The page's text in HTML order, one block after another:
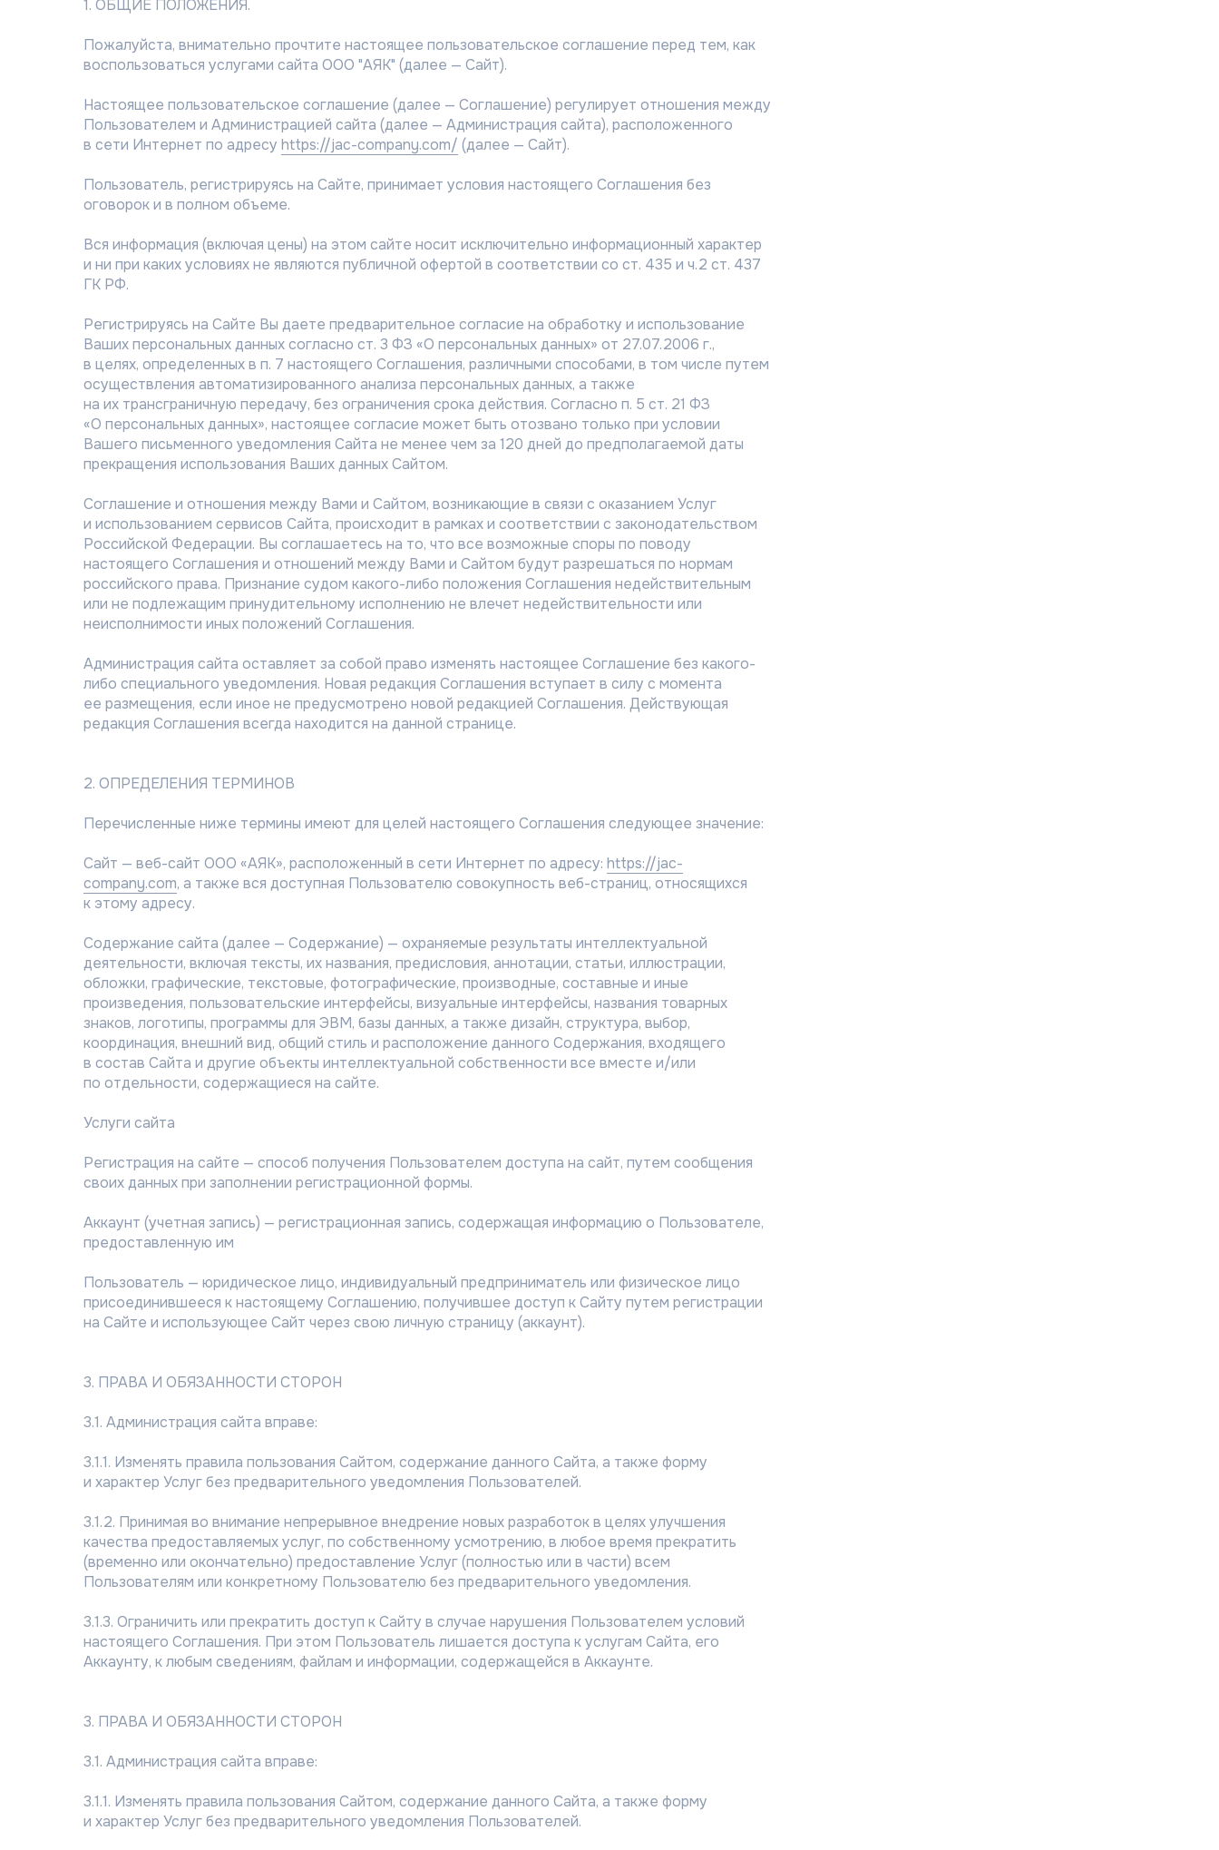
1. ОБЩИЕ ПОЛОЖЕНИЯ.
Пожалуйста, внимательно прочтите настоящее пользовательское соглашение перед тем, как
воспользоваться услугами сайта ООО "АЯК" (далее — Сайт).
Настоящее пользовательское соглашение (далее — Соглашение) регулирует отношения между
Пользователем и Администрацией сайта (далее — Администрация сайта), расположенного
в сети Интернет по адресу https://jac-company.com/ (далее — Сайт).
Пользователь, регистрируясь на Сайте, принимает условия настоящего Соглашения без
оговорок и в полном объеме.
Вся информация (включая цены) на этом сайте носит исключительно информационный характер
и ни при каких условиях не являются публичной офертой в соответствии со ст. 435 и ч.2 ст. 437
ГК РФ.
Регистрируясь на Сайте Вы даете предварительное согласие на обработку и использование
Ваших персональных данных согласно ст. 3 ФЗ «О персональных данных» от 27.07.2006 г.,
в целях, определенных в п. 7 настоящего Соглашения, различными способами, в том числе путем
осуществления автоматизированного анализа персональных данных, а также
на их трансграничную передачу, без ограничения срока действия. Согласно п. 5 ст. 21 ФЗ
«О персональных данных», настоящее согласие может быть отозвано только при условии
Вашего письменного уведомления Сайта не менее чем за 120 дней до предполагаемой даты
прекращения использования Ваших данных Сайтом.
Соглашение и отношения между Вами и Сайтом, возникающие в связи с оказанием Услуг
и использованием сервисов Сайта, происходит в рамках и соответствии с законодательством
Российской Федерации. Вы соглашаетесь на то, что все возможные споры по поводу
настоящего Соглашения и отношений между Вами и Сайтом будут разрешаться по нормам
российского права. Признание судом какого-либо положения Соглашения недействительным
или не подлежащим принудительному исполнению не влечет недействительности или
неисполнимости иных положений Соглашения.
Администрация сайта оставляет за собой право изменять настоящее Соглашение без какого-
либо специального уведомления. Новая редакция Соглашения вступает в силу с момента
ее размещения, если иное не предусмотрено новой редакцией Соглашения. Действующая
редакция Соглашения всегда находится на данной странице.
2. ОПРЕДЕЛЕНИЯ ТЕРМИНОВ
Перечисленные ниже термины имеют для целей настоящего Соглашения следующее значение:
Сайт — веб-сайт ООО «АЯК», расположенный в сети Интернет по адресу: https://jac-
company.com, а также вся доступная Пользователю совокупность веб-страниц, относящихся
к этому адресу.
Содержание сайта (далее — Содержание) — охраняемые результаты интеллектуальной
деятельности, включая тексты, их названия, предисловия, аннотации, статьи, иллюстрации,
обложки, графические, текстовые, фотографические, производные, составные и иные
произведения, пользовательские интерфейсы, визуальные интерфейсы, названия товарных
знаков, логотипы, программы для ЭВМ, базы данных, а также дизайн, структура, выбор,
координация, внешний вид, общий стиль и расположение данного Содержания, входящего
в состав Сайта и другие объекты интеллектуальной собственности все вместе и/или
по отдельности, содержащиеся на сайте.
Услуги сайта
Регистрация на сайте — способ получения Пользователем доступа на сайт, путем сообщения
своих данных при заполнении регистрационной формы.
Аккаунт (учетная запись) — регистрационная запись, содержащая информацию о Пользователе,
предоставленную им
Пользователь — юридическое лицо, индивидуальный предприниматель или физическое лицо
присоединившееся к настоящему Соглашению, получившее доступ к Сайту путем регистрации
на Сайте и использующее Сайт через свою личную страницу (аккаунт).
3. ПРАВА И ОБЯЗАННОСТИ СТОРОН
3.1. Администрация сайта вправе:
3.1.1. Изменять правила пользования Сайтом, содержание данного Сайта, а также форму
и характер Услуг без предварительного уведомления Пользователей.
3.1.2. Принимая во внимание непрерывное внедрение новых разработок в целях улучшения
качества предоставляемых услуг, по собственному усмотрению, в любое время прекратить
(временно или окончательно) предоставление Услуг (полностью или в части) всем
Пользователям или конкретному Пользователю без предварительного уведомления.
3.1.3. Ограничить или прекратить доступ к Сайту в случае нарушения Пользователем условий
настоящего Соглашения. При этом Пользователь лишается доступа к услугам Сайта, его
Аккаунту, к любым сведениям, файлам и информации, содержащейся в Аккаунте.
3. ПРАВА И ОБЯЗАННОСТИ СТОРОН
3.1. Администрация сайта вправе:
3.1.1. Изменять правила пользования Сайтом, содержание данного Сайта, а также форму
и характер Услуг без предварительного уведомления Пользователей.